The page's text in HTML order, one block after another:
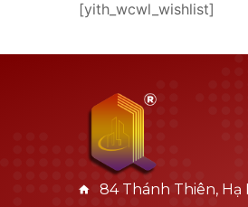
[yith_wcwl_wishlist]
84 Thánh Thiên, Hạ